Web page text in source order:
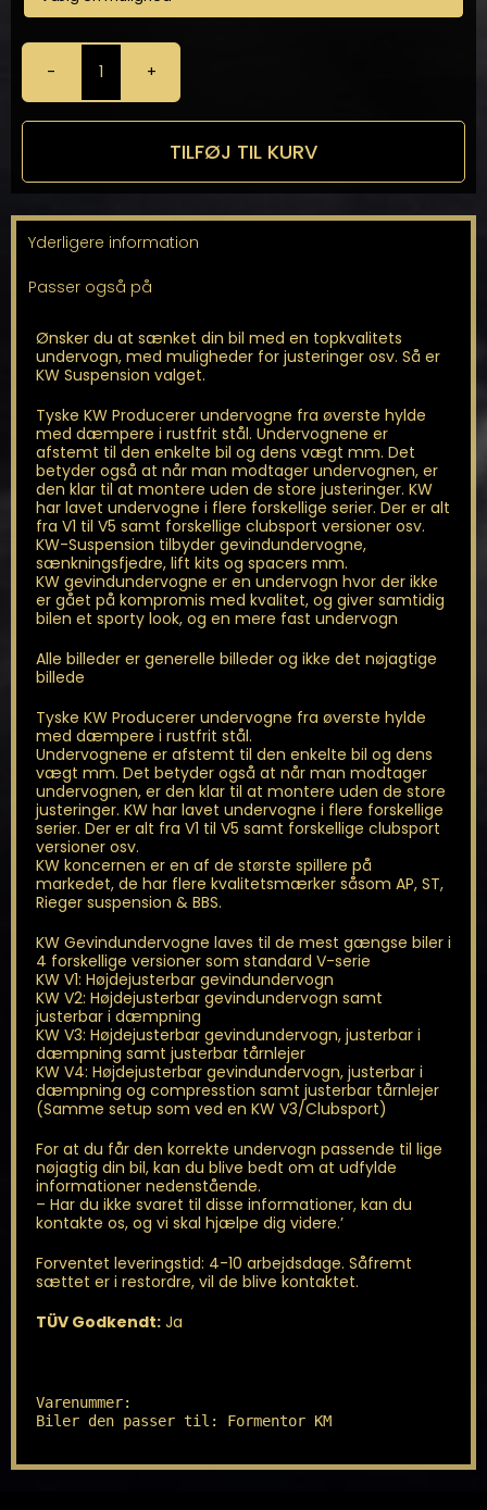
KW
-
Gevindundervogn
Formentor
KM
2.0
TSI
antal
TILFØJ TIL KURV
Yderligere information
Passer også på
Ønsker du at sænket din bil med en topkvalitets
undervogn, med muligheder for justeringer osv. Så er
KW Suspension valget.
Tyske KW Producerer undervogne fra øverste hylde
med dæmpere i rustfrit stål. Undervognene er
afstemt til den enkelte bil og dens vægt mm. Det
betyder også at når man modtager undervognen, er
den klar til at montere uden de store justeringer. KW
har lavet undervogne i flere forskellige serier. Der er alt
fra V1 til V5 samt forskellige clubsport versioner osv.
KW-Suspension tilbyder gevindundervogne,
sænkningsfjedre, lift kits og spacers mm.
KW gevindundervogne er en undervogn hvor der ikke
er gået på kompromis med kvalitet, og giver samtidig
bilen et sporty look, og en mere fast undervogn
Alle billeder er generelle billeder og ikke det nøjagtige
billede
Tyske KW Producerer undervogne fra øverste hylde
med dæmpere i rustfrit stål.
Undervognene er afstemt til den enkelte bil og dens
vægt mm. Det betyder også at når man modtager
undervognen, er den klar til at montere uden de store
justeringer. KW har lavet undervogne i flere forskellige
serier. Der er alt fra V1 til V5 samt forskellige clubsport
versioner osv.
KW koncernen er en af de største spillere på
markedet, de har flere kvalitetsmærker såsom AP, ST,
Rieger suspension & BBS.
KW Gevindundervogne laves til de mest gængse biler i
4 forskellige versioner som standard V-serie
KW V1: Højdejusterbar gevindundervogn
KW V2: Højdejusterbar gevindundervogn samt
justerbar i dæmpning
KW V3: Højdejusterbar gevindundervogn, justerbar i
dæmpning samt justerbar tårnlejer
KW V4: Højdejusterbar gevindundervogn, justerbar i
dæmpning og compresstion samt justerbar tårnlejer
(Samme setup som ved en KW V3/Clubsport)
For at du får den korrekte undervogn passende til lige
nøjagtig din bil, kan du blive bedt om at udfylde
informationer nedenstående.
– Har du ikke svaret til disse informationer, kan du
kontakte os, og vi skal hjælpe dig videre.’
Forventet leveringstid: 4-10 arbejdsdage. Såfremt
sættet er i restordre, vil de blive kontaktet.
TÜV Godkendt:Ja
Varenummer:
Biler den passer til: Formentor KM